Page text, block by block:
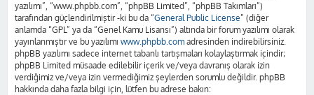
yazılımı”, “www.phpbb.com”, “phpBB Limited”, “phpBB Takımları”)
tarafından güçlendirilmiştir -ki bu da “General Public License” (diğer
anlamda “GPL” ya da “Genel Kamu Lisansı”) altında bir forum yazılımı olarak
yayınlanmıştır ve bu yazılımı www.phpbb.com adresinden indirebilirsiniz.
phpBB yazılımı sadece internet tabanlı tartışmaları kolaylaştırmak içindir;
phpBB Limited müsaade edilebilir içerik ve/veya davranış olarak izin
verdiğimiz ve/veya izin vermediğimiz şeylerden sorumlu değildir. phpBB
hakkında daha fazla bilgi için, lütfen bu adrese bakın: